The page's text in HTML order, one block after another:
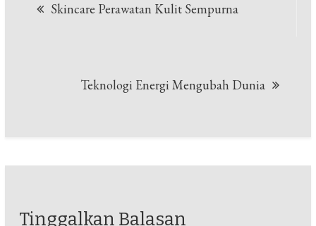
Skincare Perawatan Kulit Sempurna
Teknologi Energi Mengubah Dunia
Tinggalkan Balasan